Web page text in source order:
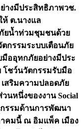
างมีประสิทธิภาพวช.
ห้ ต.นางแล
ภัยน้ำท่วมชุมชนด้วย
ตกรรมระบบเตือนภัย
ออุทกภัยอย่างมีประ
โชว์นวัตกรรมรับมือ
สริมความปลอดภัย
นหนึ่งของงาน Social
หกรรมด้านการพัฒนา
าคมนี้ ณ อิมแพ็ค เมือง